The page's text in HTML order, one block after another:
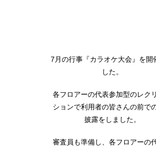
7月の行事『カラオケ大会』を開
した。
各フロアーの代表参加型のレク
ションで利用者の皆さんの前で
披露をしました。
審査員も準備し、各フロアーの